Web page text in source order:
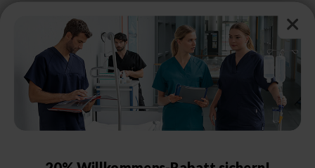
Barrierefreiheitserklärung
Größenberatung &
Pflegehinweise
Größentabelle Damen
Größentabelle Schuhe